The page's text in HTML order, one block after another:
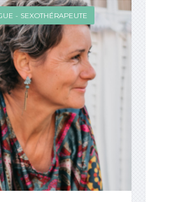
- SEXOTHÉRAPEUTE